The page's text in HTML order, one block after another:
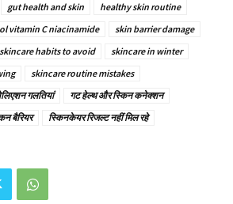
gut health and skin
healthy skin routine
vitamin C niacinamide
skin barrier damage
skincare habits to avoid
skincare in winter
skincare routine mistakes
गलतियां
गट हेल्थ और स्किन कनेक्शन
बैरियर
स्किनकेयर रिजल्ट नहीं मिल रहे